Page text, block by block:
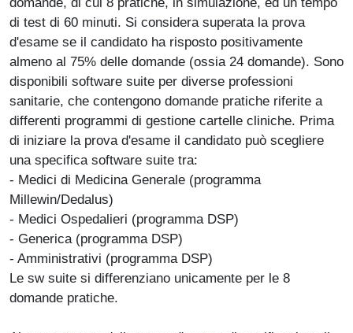
di test di 60 minuti. Si considera superata la prova
d'esame se il candidato ha risposto positivamente
almeno al 75% delle domande (ossia 24 domande). Sono
disponibili software suite per diverse professioni
sanitarie, che contengono domande pratiche riferite a
differenti programmi di gestione cartelle cliniche. Prima
di iniziare la prova d'esame il candidato può scegliere
una specifica software suite tra:
- Medici di Medicina Generale (programma
Millewin/Dedalus)
- Medici Ospedalieri (programma DSP)
- Generica (programma DSP)
- Amministrativi (programma DSP)
Le sw suite si differenziano unicamente per le 8
domande pratiche.